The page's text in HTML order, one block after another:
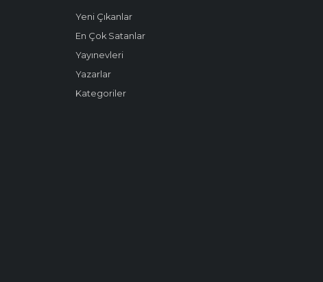
Yeni Çıkanlar
En Çok Satanlar
Yayınevleri
Yazarlar
Kategoriler